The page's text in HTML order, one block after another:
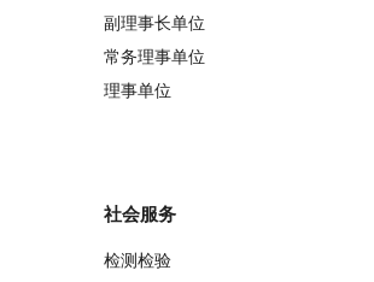
副理事长单位
常务理事单位
理事单位
社会服务
检测检验